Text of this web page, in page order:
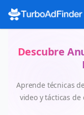
Descubre
Aprende técnicas
video y tácticas